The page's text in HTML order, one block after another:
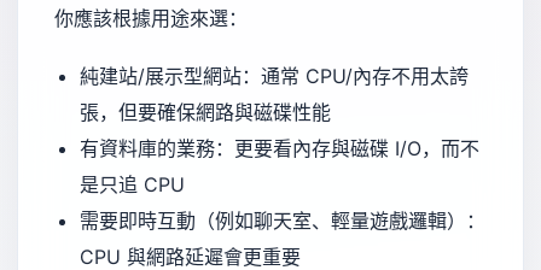
你應該根據用途來選：
純建站/展示型網站：通常 CPU/內存不用太誇
張，但要確保網路與磁碟性能
有資料庫的業務：更要看內存與磁碟 I/O，而不
是只追 CPU
需要即時互動（例如聊天室、輕量遊戲邏輯）：
CPU 與網路延遲會更重要